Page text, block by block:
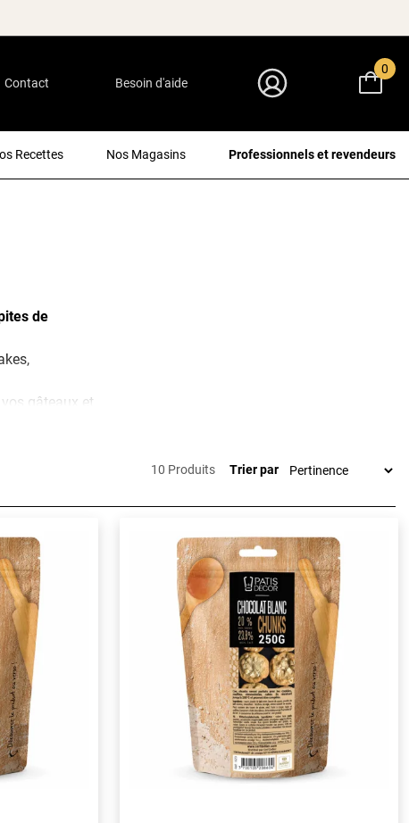
Contact Besoin d'aide
0
Recettes Nos Magasins Professionnels et revendeurs
de
gâteaux et
10 Produits Trier par